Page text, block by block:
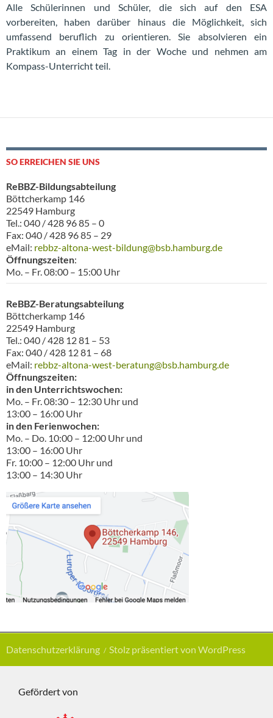
Alle Schülerinnen und Schüler, die sich auf den ESA
vorbereiten, haben darüber hinaus die Möglichkeit, sich
umfassend beruflich zu orientieren. Sie absolvieren ein
Praktikum an einem Tag in der Woche und nehmen am
Kompass-Unterricht teil.
SO ERREICHEN SIE UNS
ReBBZ-Bildungsabteilung
Böttcherkamp 146
22549 Hamburg
Tel.: 040 / 428 96 85 – 0
Fax: 040 / 428 96 85 – 29
eMail: rebbz-altona-west-bildung@bsb.hamburg.de
Öffnungszeiten:
Mo. – Fr. 08:00 – 15:00 Uhr
ReBBZ-Beratungsabteilung
Böttcherkamp 146
22549 Hamburg
Tel.: 040 / 428 12 81 – 53
Fax: 040 / 428 12 81 – 68
eMail: rebbz-altona-west-beratung@bsb.hamburg.de
Öffnungszeiten:
in den Unterrichtswochen:
Mo. – Fr. 08:30 – 12:30 Uhr und
13:00 – 16:00 Uhr
in den Ferienwochen:
Mo. – Do. 10:00 – 12:00 Uhr und
13:00 – 16:00 Uhr
Fr. 10:00 – 12:00 Uhr und
13:00 – 14:30 Uhr
Datenschutzerklärung Stolz präsentiert von WordPress
Gefördert von